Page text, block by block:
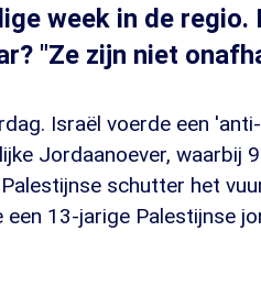
week in de
"Ze zijn niet
Israël voerde een
Jordaanoever, waarbij
schutter het
13-jarige Palestijnse